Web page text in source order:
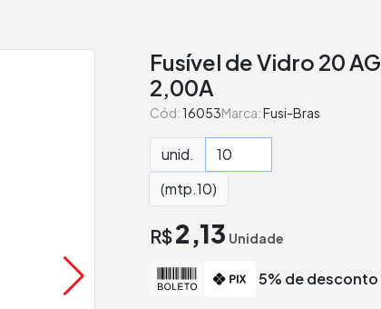
Fusível de Vidro 20
2,00A
Cód:16053Marca:Fusi-Bras
unid.
(mtp.10)
R$2,13 Unidade
5% de